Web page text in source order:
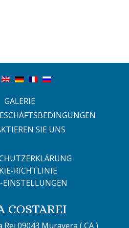
GALERIE
SIE UNS
RICHTLINIE
EINSTELLUNGEN
COSTAREI
Rei 09043 Muravera ( CA )